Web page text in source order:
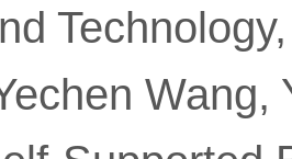
Wang,